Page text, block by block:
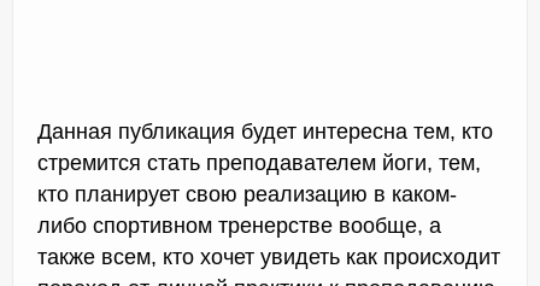
Триггерные точки
Контакты
Данная публикация будет интересна тем, кто
стремится стать преподавателем йоги, тем,
кто планирует свою реализацию в каком-
либо спортивном тренерстве вообще, а
также всем, кто хочет увидеть как происходит